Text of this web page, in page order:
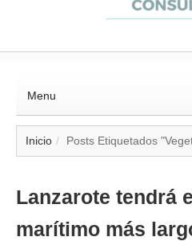
Menu
Inicio Posts Etiquetados
Lanzarote tendrá
marítimo más